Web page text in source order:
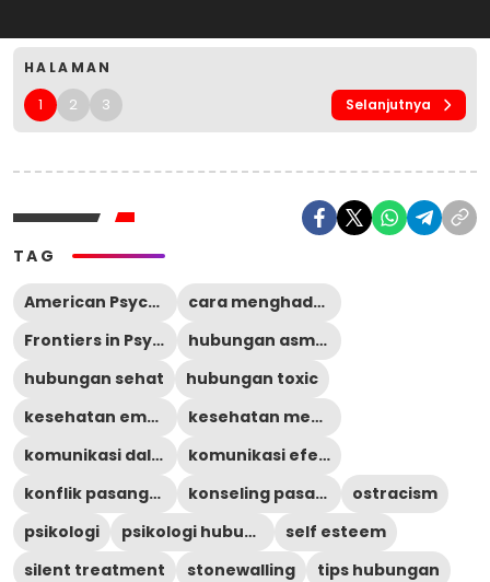
HALAMAN
1 2 3 Selanjutnya
TAG
American Psychological Association
cara menghadapi silent treatment
Frontiers in Psychology
hubungan asmara
hubungan sehat
hubungan toxic
kesehatan emosional
kesehatan mental
komunikasi dalam hubungan
komunikasi efektif
konflik pasangan
konseling pasangan
ostracism
psikologi
psikologi hubungan
self esteem
silent treatment
stonewalling
tips hubungan